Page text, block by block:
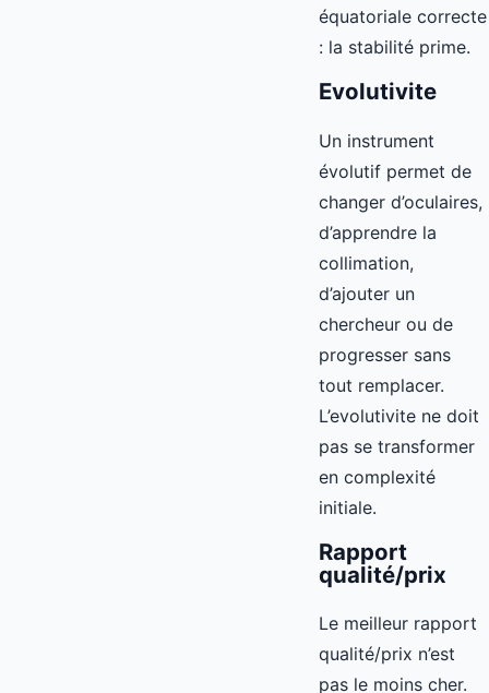
équatoriale correcte
: la stabilité prime.
Evolutivite
Un instrument
évolutif permet de
changer d’oculaires,
d’apprendre la
collimation,
d’ajouter un
chercheur ou de
progresser sans
tout remplacer.
L’evolutivite ne doit
pas se transformer
en complexité
initiale.
Rapport
qualité/prix
Le meilleur rapport
qualité/prix n’est
pas le moins cher.